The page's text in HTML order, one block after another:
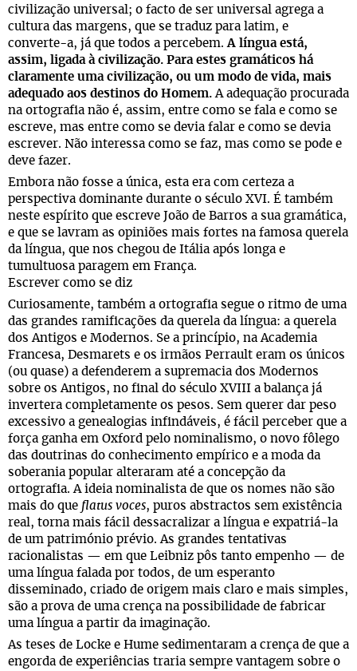
civilização universal; o facto de ser universal agrega a
cultura das margens, que se traduz para latim, e
converte-a, já que todos a percebem. A língua está,
assim, ligada à civilização. Para estes gramáticos há
claramente uma civilização, ou um modo de vida, mais
adequado aos destinos do Homem. A adequação procurada
na ortografia não é, assim, entre como se fala e como se
escreve, mas entre como se devia falar e como se devia
escrever. Não interessa como se faz, mas como se pode e
deve fazer.
Embora não fosse a única, esta era com certeza a
perspectiva dominante durante o século XVI. É também
neste espírito que escreve João de Barros a sua gramática,
e que se lavram as opiniões mais fortes na famosa querela
da língua, que nos chegou de Itália após longa e
tumultuosa paragem em França.
Escrever como se diz
Curiosamente, também a ortografia segue o ritmo de uma
das grandes ramificações da querela da língua: a querela
dos Antigos e Modernos. Se a princípio, na Academia
Francesa, Desmarets e os irmãos Perrault eram os únicos
(ou quase) a defenderem a supremacia dos Modernos
sobre os Antigos, no final do século XVIII a balança já
invertera completamente os pesos. Sem querer dar peso
excessivo a genealogias infindáveis, é fácil perceber que a
força ganha em Oxford pelo nominalismo, o novo fôlego
das doutrinas do conhecimento empírico e a moda da
soberania popular alteraram até a concepção da
ortografia. A ideia nominalista de que os nomes não são
mais do que flatus voces, puros abstractos sem existência
real, torna mais fácil dessacralizar a língua e expatriá-la
de um património prévio. As grandes tentativas
racionalistas — em que Leibniz pôs tanto empenho — de
uma língua falada por todos, de um esperanto
disseminado, criado de origem mais claro e mais simples,
são a prova de uma crença na possibilidade de fabricar
uma língua a partir da imaginação.
As teses de Locke e Hume sedimentaram a crença de que a
engorda de experiências traria sempre vantagem sobre o